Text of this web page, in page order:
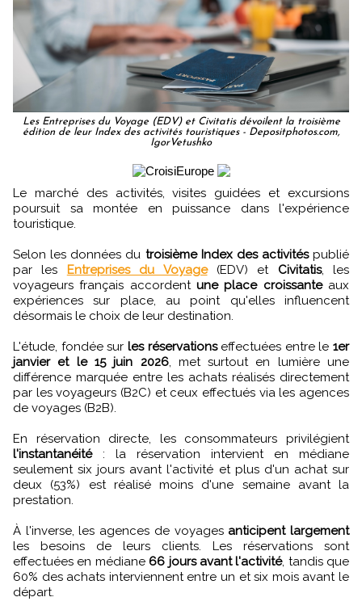
Les Entreprises du Voyage (EDV) et Civitatis dévoilent la troisième
édition de leur Index des activités touristiques - Depositphotos.com,
IgorVetushko
Le marché des activités, visites guidées et excursions
poursuit sa montée en puissance dans l'expérience
touristique.
Selon les données du troisième Index des activitéspublié
par les Entreprises du Voyage(EDV) et Civitatis, les
voyageurs français accordent une place croissanteaux
expériences sur place, au point qu'elles influencent
désormais le choix de leur destination.
L'étude, fondée sur les réservationseffectuées entre le 1er
janvier et le 15 juin 2026, met surtout en lumière une
différence marquée entre les achats réalisés directement
par les voyageurs (B2C) et ceux effectués via les agences
de voyages (B2B).
En réservation directe, les consommateurs privilégient
l'instantanéité: la réservation intervient en médiane
seulement six jours avant l'activité et plus d'un achat sur
deux (53%) est réalisé moins d'une semaine avant la
prestation.
À l'inverse, les agences de voyagesanticipent largement
les besoins de leurs clients. Les réservations sont
effectuées en médiane 66 jours avant l'activité, tandis que
60% des achats interviennent entre un et six mois avant le
départ.